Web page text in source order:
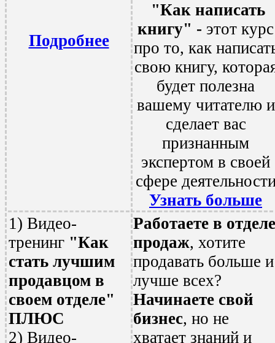
Подробнее
"Как написать
книгу" - этот курс
про то, как
свою книгу,
будет полезна
вашему читателю и
сделает вас
признанным
экспертом в своей
сфере
Узнать больше
1) Видео-
тренинг "Как
стать лучшим
продавцом в
своем отделе"
ПЛЮС
2) Видео-
Работаете в отделе
продаж, хотите
продавать больше и
лучше всех?
Начинаете свой
бизнес, но не
хватает знаний и